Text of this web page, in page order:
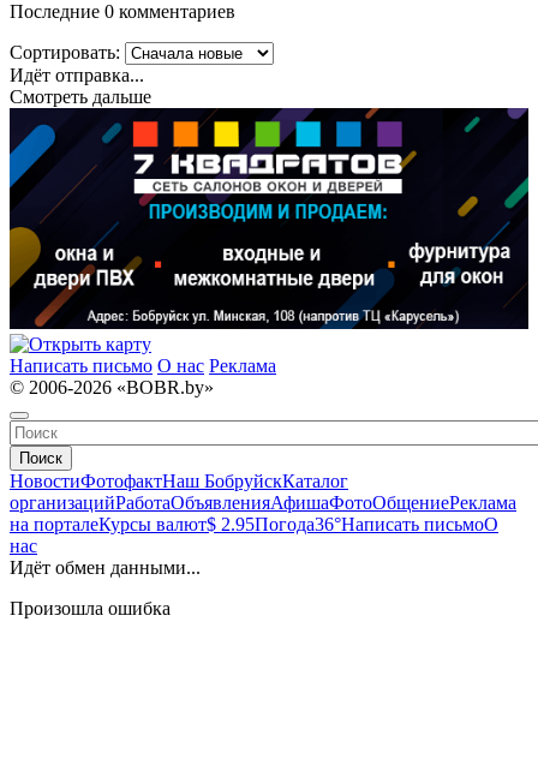
Последние 0 комментариев
Сортировать:
Идёт отправка...
Смотреть дальше
Написать письмо О нас Реклама
© 2006-2026 «BOBR.by»
Поиск
НовостиФотофактНаш БобруйскКаталог
организацийРаботаОбъявленияАфишаФотоОбщениеРеклама
на порталеКурсы валют$ 2.95Погода36°Написать письмоО
нас
Идёт обмен данными...
Произошла ошибка